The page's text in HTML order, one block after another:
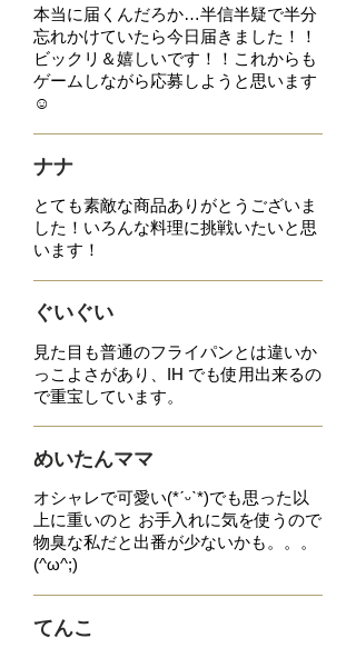
本当に届くんだろか…半信半疑で半分
忘れかけていたら今日届きました！！
ビックリ＆嬉しいです！！ これからも
ゲームしながら応募しようと思います
☺︎
ナナ
とても素敵な商品ありがとうございま
した！ いろんな料理に挑戦いたいと思
います！
ぐいぐい
見た目も普通のフライパンとは違いか
っこよさがあり、IH でも使用出来るの
で重宝しています。
めいたんママ
オシャレで可愛い(*ˊᵕˋ*)でも思った以
上に重いのと お手入れに気を使うので
物臭な私だと出番が少ないかも。。。
(^ω^;)
てんこ